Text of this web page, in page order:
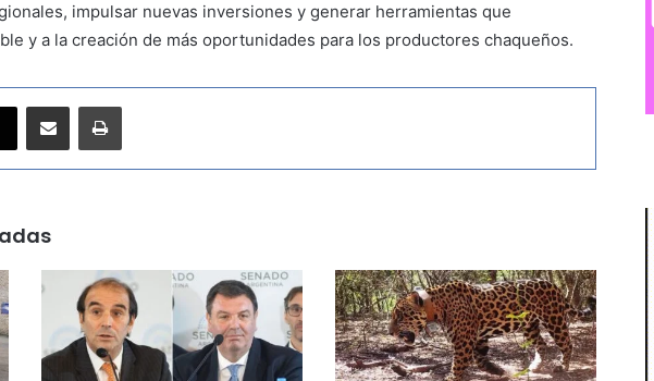
impulsar nuevas inversiones y generar herramientas que
y a la creación de más oportunidades para los productores chaqueños.